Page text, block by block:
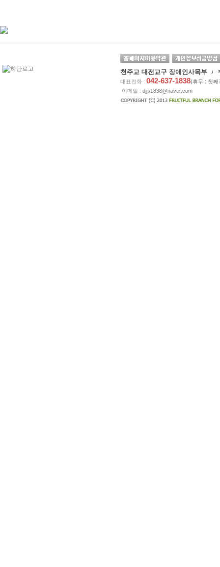
천주교 대전교구 장애인사목부
/
대표전화 : 042-637-1838(휴무 : 첫째
이메일 : djjs1838@naver.com